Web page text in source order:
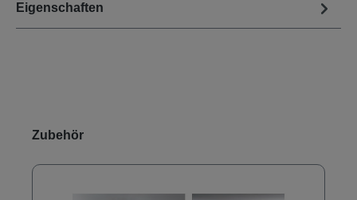
Eigenschaften
Produktgalerie überspringen
Zubehör